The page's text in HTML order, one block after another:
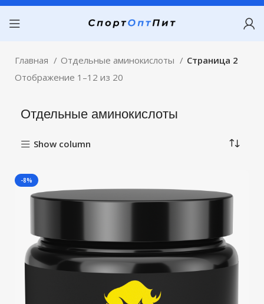
Главная Отдельные аминокислоты
Страница 2
Отображение 1–12 из 20
Отдельные аминокислоты
Show column
-8%